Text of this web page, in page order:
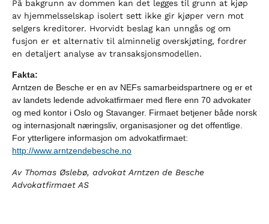
På bakgrunn av dommen kan det legges til grunn at kjøp
av hjemmelsselskap isolert sett ikke gir kjøper vern mot
selgers kreditorer. Hvorvidt beslag kan unngås og om
fusjon er et alternativ til alminnelig overskjøting, fordrer
en detaljert analyse av transaksjonsmodellen.
Fakta:
Arntzen de Besche er en av NEFs samarbeidspartnere og er et
av landets ledende advokatfirmaer med flere enn 70 advokater
og med kontor i Oslo og Stavanger. Firmaet betjener både norsk
og internasjonalt næringsliv, organisasjoner og det offentlige.
For ytterligere informasjon om advokatfirmaet:
http://www.arntzendebesche.no
Av Thomas Øslebø, advokat Arntzen de Besche
Advokatfirmaet AS